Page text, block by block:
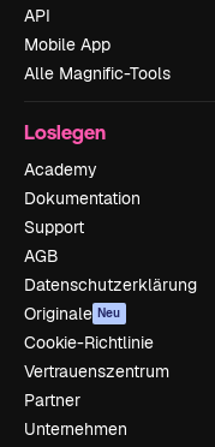
API
Mobile App
Alle Magnific-Tools
Loslegen
Academy
Dokumentation
Support
AGB
Datenschutzerklärung
Originale Neu
Cookie-Richtlinie
Vertrauenszentrum
Partner
Unternehmen